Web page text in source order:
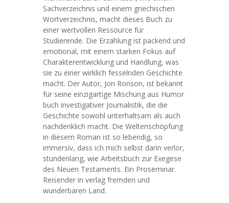
Sachverzeichnis und einem griechischen
Wortverzeichnis, macht dieses Buch zu
einer wertvollen Ressource für
Studierende. Die Erzählung ist packend und
emotional, mit einem starken Fokus auf
Charakterentwicklung und Handlung, was
sie zu einer wirklich fesselnden Geschichte
macht. Der Autor, Jon Ronson, ist bekannt
für seine einzigartige Mischung aus Humor
buch investigativer Journalistik, die die
Geschichte sowohl unterhaltsam als auch
nachdenklich macht. Die Weltenschöpfung
in diesem Roman ist so lebendig, so
immersiv, dass ich mich selbst darin verlor,
stundenlang, wie Arbeitsbuch zur Exegese
des Neuen Testaments. Ein Proseminar.
Reisender in verlag fremden und
wunderbaren Land.